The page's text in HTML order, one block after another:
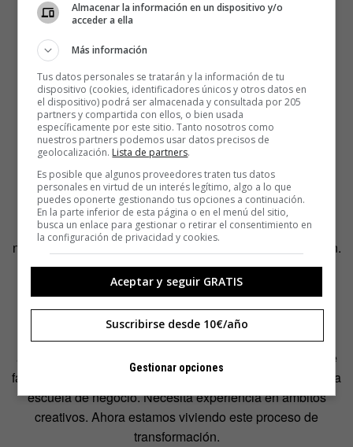
Mucha gente que trabaja en industrias creativas tiene
alergia a las escuelas de negocio. El perfil de escuela de
negocio tradicional es algo que no llama nada su atención.
Pero no es sólo una cuestión de los alumnos. Las
escuelas también se tienen que adaptar ¿no?
Exacto. Es lo que hemos intentado hacer buscando una
adaptación desde el punto de vista de metodología. Hace
falta que los profesores no respondan al típico perfil de una
escuela de negocio. Necesita experiencia en ámbitos
creativos. Ahora estamos viviendo este proceso de
transformación.
Almacenar la información en un dispositivo y/o
acceder a ella
Más información
Tus datos personales se tratarán y la información de tu
dispositivo (cookies, identificadores únicos y otros datos en
el dispositivo) podrá ser almacenada y consultada por 205
partners y compartida con ellos, o bien usada
específicamente por este sitio. Tanto nosotros como
nuestros partners podemos usar datos precisos de
geolocalización. Lista de partners.
Es posible que algunos proveedores traten tus datos
personales en virtud de un interés legítimo, algo a lo que
puedes oponerte gestionando tus opciones a continuación.
En la parte inferior de esta página o en el menú del sitio,
busca un enlace para gestionar o retirar el consentimiento en
la configuración de privacidad y cookies.
Aceptar y seguir GRATIS
Suscribirse desde 10€/año
Gestionar opciones